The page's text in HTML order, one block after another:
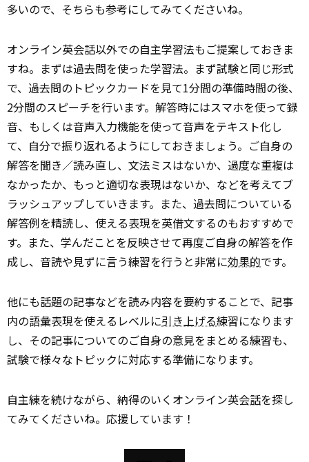
多いので、そちらも参考にしてみてくださいね。
オンライン英会話以外での自主学習法もご提案しておきま
すね。まずは過去問を使った学習法。まず試験と同じ形式
で、過去問のトピックカードを見て1分間の準備時間の後、
2分間のスピーチを行います。解答時にはスマホを使って録
音、もしくは音声入力機能を使って音声をテキスト化し
て、自分で振り返れるようにしておきましょう。ご自身の
解答を聞き／読み直し、文法ミスはないか、過度な重複は
なかったか、もっと適切な表現はないか、などを考えてブ
ラッシュアップしていきます。また、過去問についている
解答例を精読し、使える表現を英借文するのもおすすめで
す。また、学んだことを反映させて再度ご自身の解答を作
成し、音読や見ずに言う練習を行うと非常に効果的です。
他にも話題の記事などを読み内容を要約することで、記事
内の語彙表現を使えるレベルに引き上げる練習になります
し、その記事についてのご自身の意見をまとめる練習も、
試験で様々なトピックに対応する準備になります。
自主練を続けながら、納得のいくオンライン英会話を探し
てみてくださいね。応援しています！